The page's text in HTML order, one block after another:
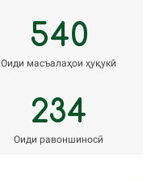
540
Оиди масъалаҳои ҳуқукӣ
234
Оиди равоншиносӣ